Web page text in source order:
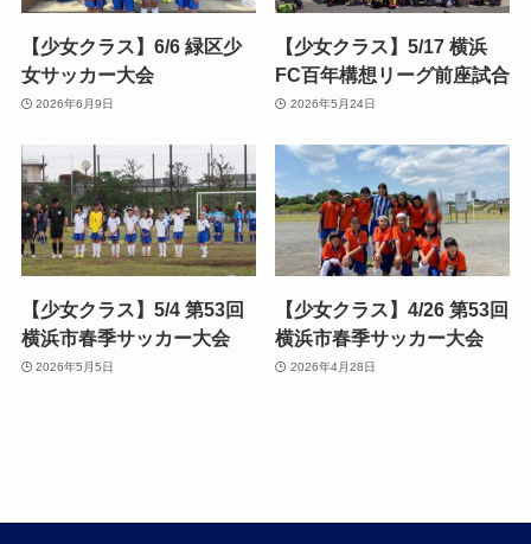
【少女クラス】6/6 緑区少
女サッカー大会
2026年6月9日
【少女クラス】5/17 横浜
FC百年構想リーグ前座試合
2026年5月24日
【少女クラス】5/4 第53回
横浜市春季サッカー大会
2026年5月5日
【少女クラス】4/26 第53回
横浜市春季サッカー大会
2026年4月28日